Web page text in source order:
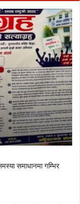
समाधानमा गम्भिर